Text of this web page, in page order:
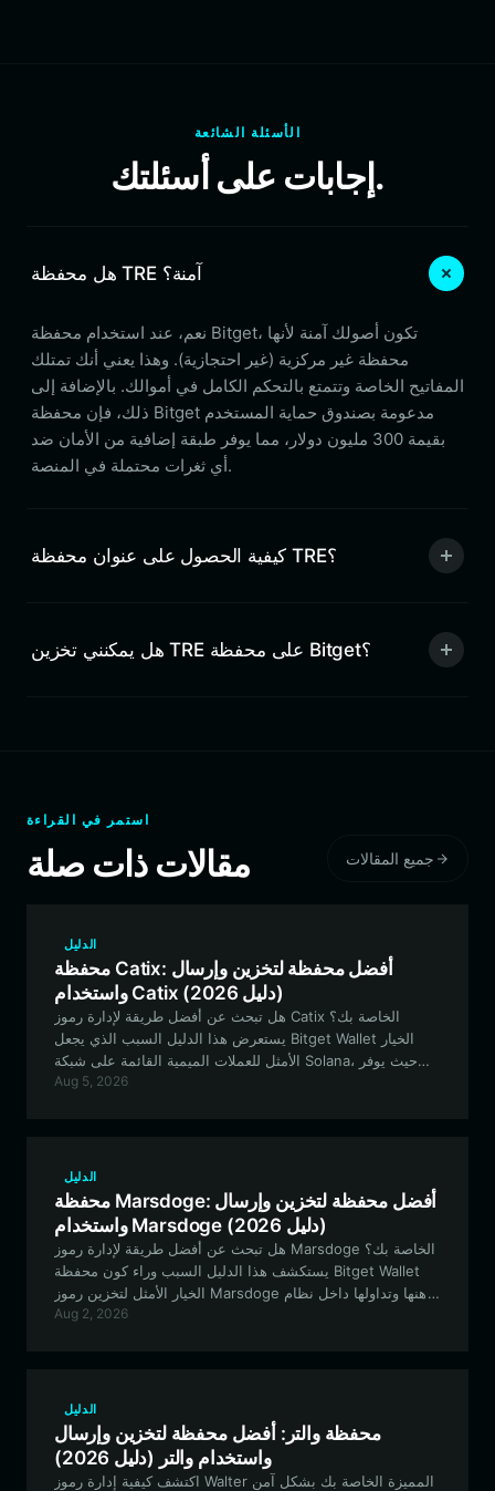
الأسئلة الشائعة
إجابات على أسئلتك.
هل محفظة TRE آمنة؟
نعم، عند استخدام محفظة Bitget، تكون أصولك آمنة لأنها
محفظة غير مركزية (غير احتجازية). وهذا يعني أنك تمتلك
المفاتيح الخاصة وتتمتع بالتحكم الكامل في أموالك. بالإضافة إلى
ذلك، فإن محفظة Bitget مدعومة بصندوق حماية المستخدم
بقيمة 300 مليون دولار، مما يوفر طبقة إضافية من الأمان ضد
أي ثغرات محتملة في المنصة.
كيفية الحصول على عنوان محفظة TRE؟
هل يمكنني تخزين TRE على محفظة Bitget؟
استمر في القراءة
مقالات ذات صلة جميع المقالات
الدليل
محفظة Catix: أفضل محفظة لتخزين وإرسال
واستخدام Catix (دليل 2026)
هل تبحث عن أفضل طريقة لإدارة رموز Catix الخاصة بك؟
يستعرض هذا الدليل السبب الذي يجعل Bitget Wallet الخيار
الأمثل للعملات الميمية القائمة على شبكة Solana، حيث يوفر
تداولاً سلساً، وأماناً من الطراز الأول، وتحكماً كاملاً في أصول
Aug 5, 2026
الدليل
محفظة Marsdoge: أفضل محفظة لتخزين وإرسال
واستخدام Marsdoge (دليل 2026)
هل تبحث عن أفضل طريقة لإدارة رموز Marsdoge الخاصة بك؟
يستكشف هذا الدليل السبب وراء كون محفظة Bitget Wallet
الخيار الأمثل لتخزين رموز Marsdoge ورهنها وتداولها داخل نظام
EVM البيئي، مما يضمن الأمان والوصول السلس إلى التمويل
Aug 2, 2026
الدليل
محفظة والتر: أفضل محفظة لتخزين وإرسال
واستخدام والتر (دليل 2026)
اكتشف كيفية إدارة رموز Walter المميزة الخاصة بك بشكل آمن